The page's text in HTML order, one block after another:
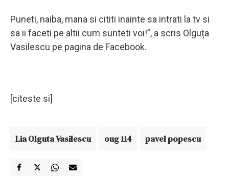
Puneti, naiba, mana si cititi inainte sa intrati la tv si
sa ii faceti pe altii cum sunteti voi!”, a scris Olguța
Vasilescu pe pagina de Facebook.
[citeste si]
Lia Olguta Vasilescu oug 114 pavel popescu